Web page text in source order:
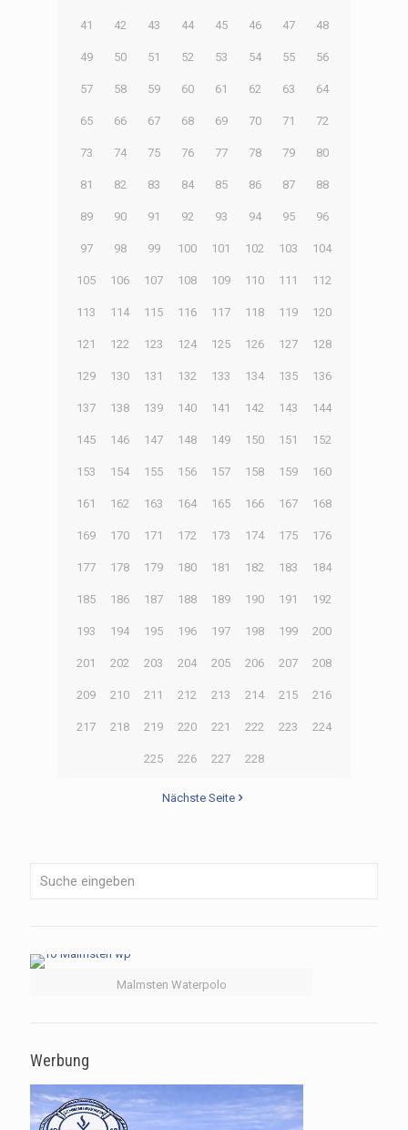
41 42 43 44 45 46 47 48
49 50 51 52 53 54 55 56
57 58 59 60 61 62 63 64
65 66 67 68 69 70 71 72
73 74 75 76 77 78 79 80
81 82 83 84 85 86 87 88
89 90 91 92 93 94 95 96
97 98 99 100 101 102 103 104
105 106 107 108 109 110 111 112
113 114 115 116 117 118 119 120
121 122 123 124 125 126 127 128
129 130 131 132 133 134 135 136
137 138 139 140 141 142 143 144
145 146 147 148 149 150 151 152
153 154 155 156 157 158 159 160
161 162 163 164 165 166 167 168
169 170 171 172 173 174 175 176
177 178 179 180 181 182 183 184
185 186 187 188 189 190 191 192
193 194 195 196 197 198 199 200
201 202 203 204 205 206 207 208
209 210 211 212 213 214 215 216
217 218 219 220 221 222 223 224
225 226 227 228
Nächste Seite
Malmsten Waterpolo
Werbung